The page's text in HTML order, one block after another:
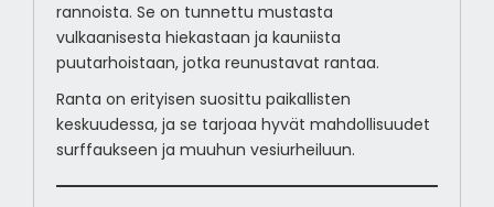
rannoista. Se on tunnettu mustasta
vulkaanisesta hiekastaan ja kauniista
puutarhoistaan, jotka reunustavat rantaa.
Ranta on erityisen suosittu paikallisten
keskuudessa, ja se tarjoaa hyvät mahdollisuudet
surffaukseen ja muuhun vesiurheiluun.